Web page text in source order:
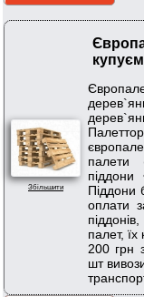
Збільшити
палети
Піддони
оплати
палет, їх
200 грн
шт